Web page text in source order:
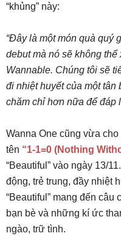
“khủng” này:
“Đây là một món quà quý
debut mà nó sẽ không
Wannable. Chúng tôi sẽ
đi nhiệt huyết của một tân
chăm chỉ hơn nữa để đáp
Wanna One cũng vừa
tên “1-1=0 (Nothing
“Beautiful” vào ngày 13/
động, trẻ trung, đầy nhiệt
“Beautiful” mang đến câu
bạn bè và những kí ức
ngào, trữ tình.